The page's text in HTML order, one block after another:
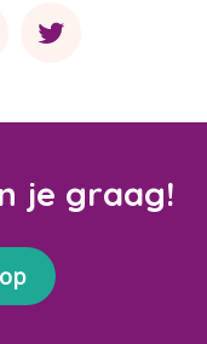
je graag!